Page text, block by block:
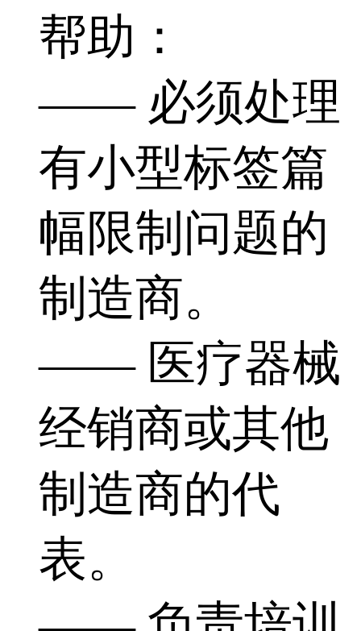
帮助：
—— 必须处理
有小型标签篇
幅限制问题的
制造商。
—— 医疗器械
经销商或其他
制造商的代
表。